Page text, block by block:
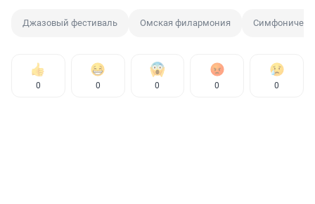
Джазовый фестиваль Омская филармония
0 0 0 0 0